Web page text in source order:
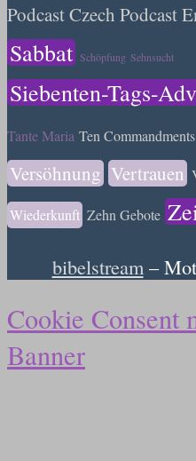
Podcast Czech Podcast
Sabbat Schöpfung Sehnsucht
Siebenten-Tags-
Tante Maria Ten Commandments
Versöhnung Vertrauen
Wiederkunft Zehn Gebote
bibelstream–
Cookie Consent
Banner